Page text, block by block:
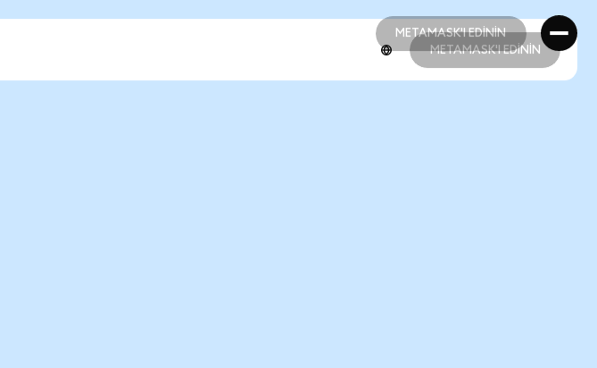
METAMASK'I EDİNİN
METAMASK'I EDİNİN
METAMASK'I EDİNİN